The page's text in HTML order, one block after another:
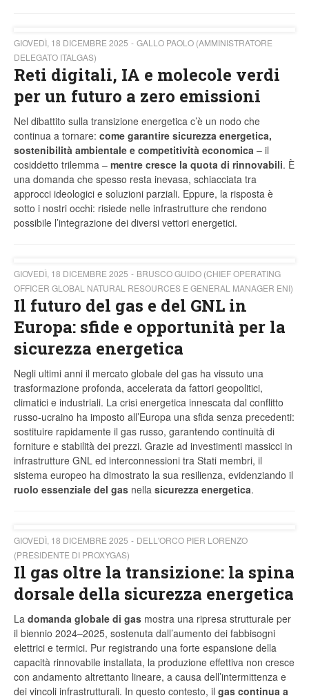
GIOVEDÌ, 18 DICEMBRE 2025
GALLO PAOLO (AMMINISTRATORE
DELEGATO ITALGAS)
Reti digitali, IA e molecole verdi
per un futuro a zero emissioni
Nel dibattito sulla transizione energetica c’è un nodo che
continua a tornare: come garantire sicurezza energetica,
sostenibilità ambientale e competitività economica – il
cosiddetto trilemma – mentre cresce la quota di rinnovabili. È
una domanda che spesso resta inevasa, schiacciata tra
approcci ideologici e soluzioni parziali. Eppure, la risposta è
sotto i nostri occhi: risiede nelle infrastrutture che rendono
possibile l’integrazione dei diversi vettori energetici.
GIOVEDÌ, 18 DICEMBRE 2025
BRUSCO GUIDO (CHIEF OPERATING
OFFICER GLOBAL NATURAL RESOURCES E GENERAL MANAGER ENI)
Il futuro del gas e del GNL in
Europa: sfide e opportunità per la
sicurezza energetica
Negli ultimi anni il mercato globale del gas ha vissuto una
trasformazione profonda, accelerata da fattori geopolitici,
climatici e industriali. La crisi energetica innescata dal conflitto
russo-ucraino ha imposto all’Europa una sfida senza precedenti:
sostituire rapidamente il gas russo, garantendo continuità di
forniture e stabilità dei prezzi. Grazie ad investimenti massicci in
infrastrutture GNL ed interconnessioni tra Stati membri, il
sistema europeo ha dimostrato la sua resilienza, evidenziando il
ruolo essenziale del gas nella sicurezza energetica.
GIOVEDÌ, 18 DICEMBRE 2025
DELL'ORCO PIER LORENZO
(PRESIDENTE DI PROXYGAS)
Il gas oltre la transizione: la spina
dorsale della sicurezza energetica
La domanda globale di gas mostra una ripresa strutturale per
il biennio 2024–2025, sostenuta dall’aumento dei fabbisogni
elettrici e termici. Pur registrando una forte espansione della
capacità rinnovabile installata, la produzione effettiva non cresce
con andamento altrettanto lineare, a causa dell’intermittenza e
dei vincoli infrastrutturali. In questo contesto, il gas continua a